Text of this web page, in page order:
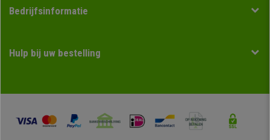
Bedrijfsinformatie
Hulp bij uw bestelling